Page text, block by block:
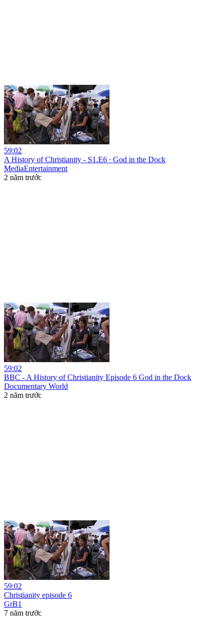
59:02
A History of Christianity - S1.E6 ∙ God in the Dock
MediaEntertainment
2 năm trước
59:02
BBC - A History of Christianity Episode 6 God in the Dock
Documentary World
2 năm trước
59:02
Christianity episode 6
GrB1
7 năm trước